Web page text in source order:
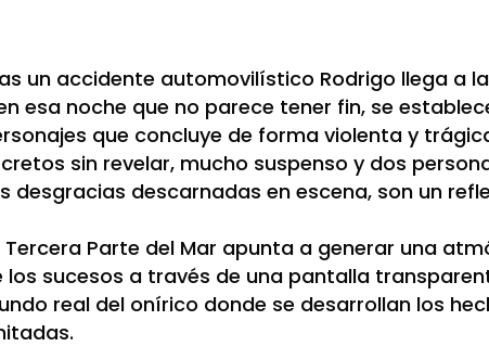
un accidente automovilístico Rodrigo llega a
esa noche que no parece tener fin, se
que concluye de forma violenta y
sin revelar, mucho suspenso y dos
desgracias descarnadas en escena, son un
Tercera Parte del Mar apunta a generar una
los sucesos a través de una pantalla
real del onírico donde se desarrollan los